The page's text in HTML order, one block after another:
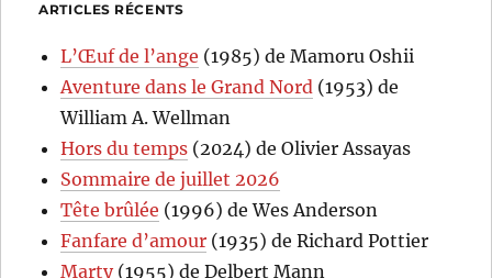
ARTICLES RÉCENTS
L’Œuf de l’ange (1985) de Mamoru Oshii
Aventure dans le Grand Nord (1953) de
William A. Wellman
Hors du temps (2024) de Olivier Assayas
Sommaire de juillet 2026
Tête brûlée (1996) de Wes Anderson
Fanfare d’amour (1935) de Richard Pottier
Marty(1955) de Delbert Mann